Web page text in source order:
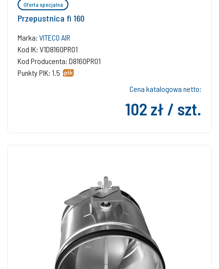
Oferta specjalna
Przepustnica fi 160
Marka: VITECO AIR
Kod IK: V1D8160PR01
Kod Producenta: D8160PR01
Punkty PIK: 1.5
Cena katalogowa netto:
102 zł / szt.